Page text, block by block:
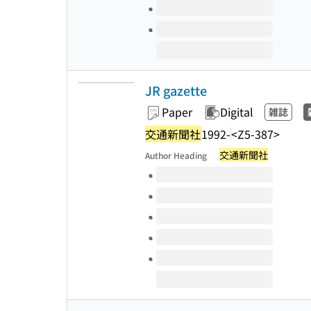
JR gazette
Paper Digital 雑誌
交通新聞社1992-<Z5-387>
Author Heading 交通新聞社
Volumes of this title